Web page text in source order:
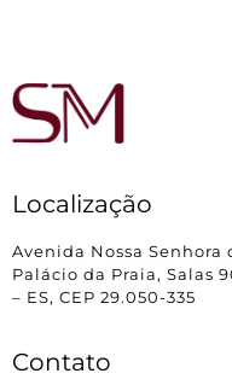
Localização
Avenida Nossa Senhora
Palácio da Praia, Salas
– ES, CEP 29.050-335
Contato